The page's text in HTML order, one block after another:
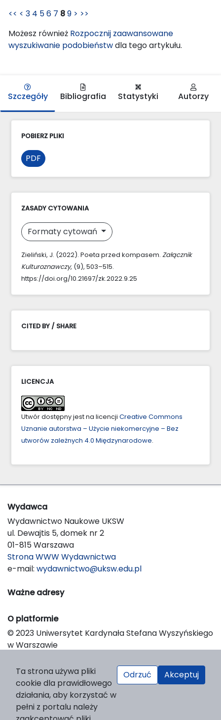
<< < 3 4 56 7 89 > >>
Możesz również Rozpocznij zaawansowane
wyszukiwanie podobieństwdla tego artykułu.
Szczegóły Bibliografia Statystyki Autorzy
POBIERZ PLIKI
PDF
ZASADY CYTOWANIA
Formaty cytowań
Zieliński, J. (2022). Poeta przed kompasem. Załącznik
Kulturoznawczy, (9), 503–515.
https://doi.org/10.21697/zk.2022.9.25
CITED BY / SHARE
LICENCJA
Utwór dostępny jest na licencji Creative Commons
Uznanie autorstwa – Użycie niekomercyjne – Bez
utworów zależnych 4.0 Międzynarodowe.
Wydawca
Wydawnictwo Naukowe UKSW
ul. Dewajtis 5, domek nr 2
01-815 Warszawa
Strona WWW Wydawnictwa
e-mail: wydawnictwo@uksw.edu.pl
Ważne adresy
O platformie
© 2023 Uniwersytet Kardynała Stefana Wyszyńskiego
w Warszawie
Platform & Workflow by OJS/PKP
Ta strona używa pliki
cookie dla prawidłowego
działania, aby korzystać w
pełni z portalu należy
Odrzuć Akceptuj